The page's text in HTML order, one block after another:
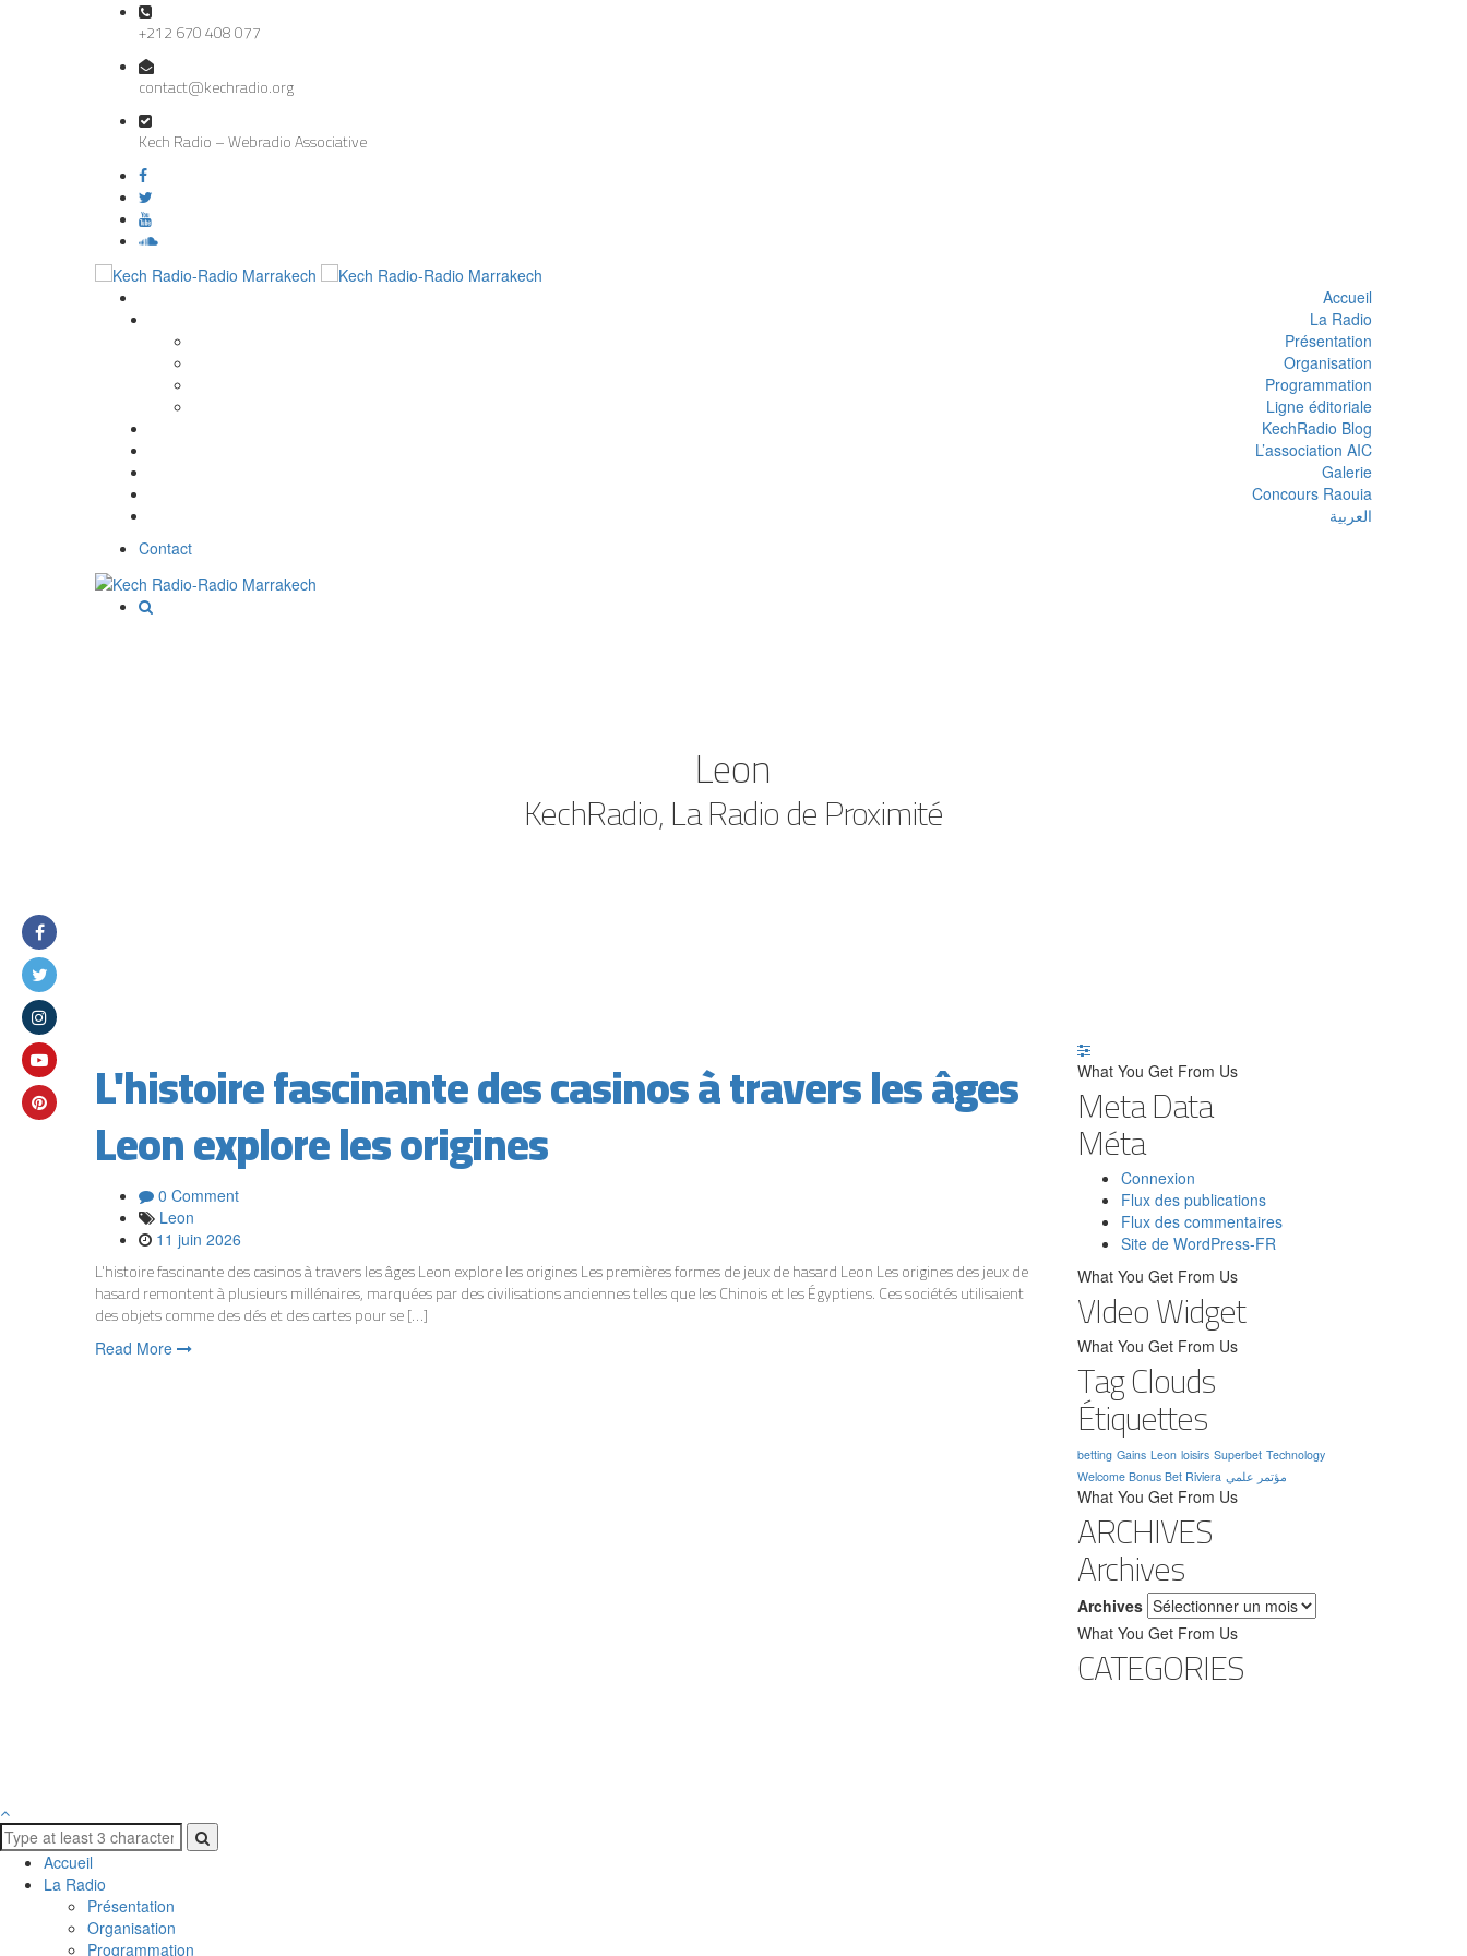
+212 670 408 077
contact@kechradio.org
Kech Radio – Webradio Associative
Accueil
La Radio
Présentation
Organisation
Programmation
Ligne éditoriale
KechRadio Blog
L’association AIC
Galerie
Concours Raouia
العربية
Contact
Leon
KechRadio, La Radio de Proximité
L'histoire fascinante des casinos à travers les âges
Leon explore les origines
0 Comment
Leon
11 juin 2026
L'histoire fascinante des casinos à travers les âges Leon explore les origines Les premières formes de jeux de hasard Leon Les origines des jeux de
hasard remontent à plusieurs millénaires, marquées par des civilisations anciennes telles que les Chinois et les Égyptiens. Ces sociétés utilisaient
des objets comme des dés et des cartes pour se […]
Read More
What You Get From Us
Meta Data
Méta
Connexion
Flux des publications
Flux des commentaires
Site de WordPress-FR
What You Get From Us
VIdeo Widget
What You Get From Us
Tag Clouds
Étiquettes
betting Gains Leon loisirs Superbet Technology
Welcome Bonus Bet Riviera مؤتمر علمي
What You Get From Us
ARCHIVES
Archives
Archives
What You Get From Us
CATEGORIES
Accueil
La Radio
Présentation
Organisation
Programmation